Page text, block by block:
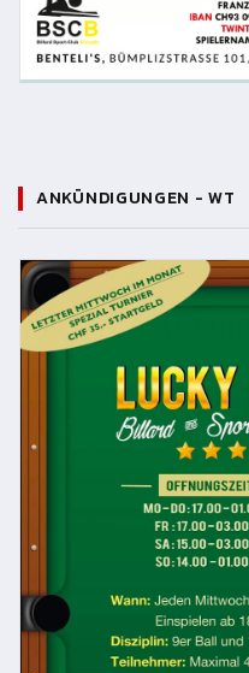
ANKÜNDIGUNGEN - WT